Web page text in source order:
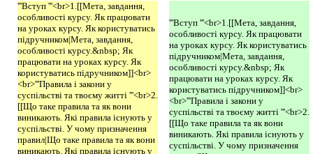
'''Вступ '''<br>1.[[Мета, завдання,
особливості курсу. Як працювати
на уроках курсу. Як користуватись
підручником|Мета, завдання,
особливості курсу.&nbsp; Як
працювати на уроках курсу. Як
користуватись підручником]]<br>
<br>'''Правила і закони у
суспільстві та твоєму житті '''<br>2.
[[Що таке правила та як вони
виникають. Які правила існують у
суспільстві. У чому призначення
правил|Що таке правила та як вони
виникають. Які правила існують у
'''Вступ '''<br>1.[[Мета, завдання,
особливості курсу. Як працювати
на уроках курсу. Як користуватись
підручником|Мета, завдання,
особливості курсу.&nbsp; Як
працювати на уроках курсу. Як
користуватись підручником]]<br>
<br>'''Правила і закони у
суспільстві та твоєму житті '''<br>2.
[[Що таке правила та як вони
виникають. Які правила існують у
суспільстві. У чому призначення